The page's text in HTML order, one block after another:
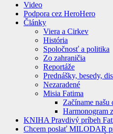
Video
Podpora cez HeroHero
Články
Viera a Cirkev
História
Spoločnosť a politika
Zo zahraničia
Reportáže
Prednášky, besedy,
Nezaradené
Misia Fatima
Začíname našu
Harmonogram
KNIHA Pravdivý príbeh
Chcem poslať MILODAR